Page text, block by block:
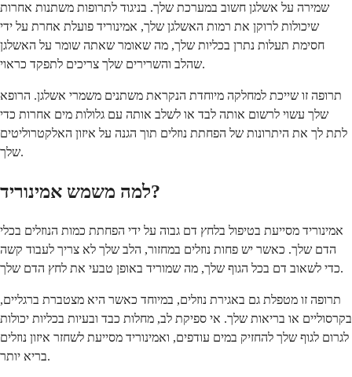
שמירה על אשלגן חשוב במערכת שלך. בניגוד לתרופות משתנות אחרות
שיכולות לרוקן את רמות האשלגן שלך, אמינוריד פועלת אחרת על ידי
חסימת תעלות נתרן בכליות שלך, מה שאומר שאתה שומר על האשלגן
שהלב והשרירים שלך צריכים לתפקד כראוי.
תרופה זו שייכת למחלקה מיוחדת הנקראת משתנים משמרי אשלגן. הרופא
שלך עשוי לרשום אותה לבד או לשלב אותה עם גלולות מים אחרות כדי
לתת לך את היתרונות של הפחתת נוזלים תוך הגנה על איזון האלקטרוליטים
שלך.
למה משמש אמינוריד?
אמינוריד מסייעת בטיפול בלחץ דם גבוה על ידי הפחתת כמות הנוזלים בכלי
הדם שלך. כאשר יש פחות נוזלים במחזור, הלב שלך לא צריך לעבוד קשה
כדי לשאוב דם בכל הגוף שלך, מה שמוריד באופן טבעי את לחץ הדם שלך.
תרופה זו מטפלת גם באגירת נוזלים, במיוחד כאשר היא מצטברת ברגליים,
בקרסוליים או בריאות שלך. אי ספיקת לב, מחלות כבד ובעיות בכליות יכולות
לגרום לגוף שלך להחזיק במים עודפים, ואמינוריד מסייעת לשחזר איזון נוזלים
בריא יותר.